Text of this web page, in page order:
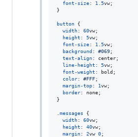
font-size: 1.5vw;
}
button {
width: 60vw;
height : 5vw;
font-size: 1.5vw;
background : #069;
text-align:
center;
line-height : 5vw;
font-weight :
bold;
color: #FFF;
margin-top: 1vw;
border:
none;
}
messages {
width: 60vw;
height : 40vw;
margin: 2vw 0;